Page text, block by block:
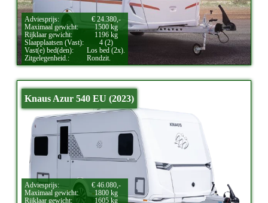
Adviesprijs:
€ 24.380,-
Maximaal gewicht:
1500 kg
Rijklaar gewicht:
1196 kg
Slaapplaatsen (Vast):
4 (2)
Vast(e) bed(den):
Los bed (2x).
Zitgelegenheid.:
Rondzit.
Knaus Azur 540 EU (2023)
Adviesprijs:
€ 46.080,-
Maximaal gewicht:
1800 kg
Rijklaar gewicht:
1605 kg